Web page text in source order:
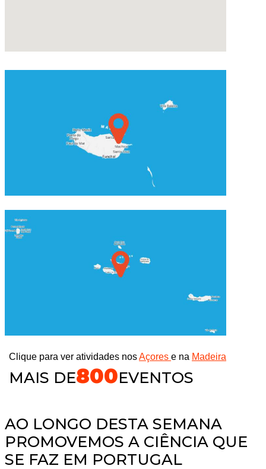
Clique para ver atividades nosAçores e na Madeira
MAIS DE800EVENTOS
AO LONGO DESTA SEMANA
PROMOVEMOS A CIÊNCIA QUE
SE FAZ EM PORTUGAL